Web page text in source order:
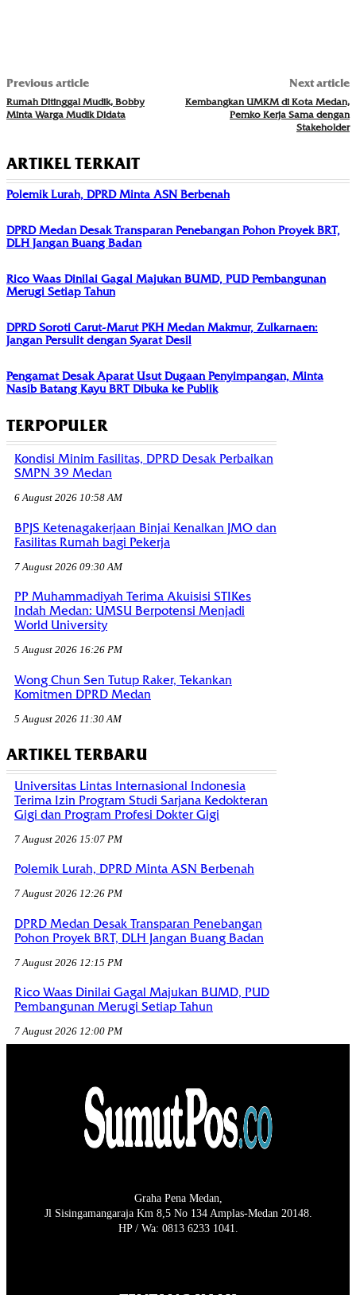
Previous article
Rumah Ditinggal Mudik, Bobby
Minta Warga Mudik Didata
Next article
Kembangkan UMKM di Kota Medan,
Pemko Kerja Sama dengan
Stakeholder
ARTIKEL TERKAIT
Polemik Lurah, DPRD Minta ASN Berbenah
DPRD Medan Desak Transparan Penebangan Pohon Proyek BRT,
DLH Jangan Buang Badan
Rico Waas Dinilai Gagal Majukan BUMD, PUD Pembangunan
Merugi Setiap Tahun
DPRD Soroti Carut-Marut PKH Medan Makmur, Zulkarnaen:
Jangan Persulit dengan Syarat Desil
Pengamat Desak Aparat Usut Dugaan Penyimpangan, Minta
Nasib Batang Kayu BRT Dibuka ke Publik
TERPOPULER
Kondisi Minim Fasilitas, DPRD Desak Perbaikan
SMPN 39 Medan
6 August 2026 10:58 AM
BPJS Ketenagakerjaan Binjai Kenalkan JMO dan
Fasilitas Rumah bagi Pekerja
7 August 2026 09:30 AM
PP Muhammadiyah Terima Akuisisi STIKes
Indah Medan: UMSU Berpotensi Menjadi
World University
5 August 2026 16:26 PM
Wong Chun Sen Tutup Raker, Tekankan
Komitmen DPRD Medan
5 August 2026 11:30 AM
ARTIKEL TERBARU
Universitas Lintas Internasional Indonesia
Terima Izin Program Studi Sarjana Kedokteran
Gigi dan Program Profesi Dokter Gigi
7 August 2026 15:07 PM
Polemik Lurah, DPRD Minta ASN Berbenah
7 August 2026 12:26 PM
DPRD Medan Desak Transparan Penebangan
Pohon Proyek BRT, DLH Jangan Buang Badan
7 August 2026 12:15 PM
Rico Waas Dinilai Gagal Majukan BUMD, PUD
Pembangunan Merugi Setiap Tahun
7 August 2026 12:00 PM
Graha Pena Medan,
Jl Sisingamangaraja Km 8,5 No 134 Amplas-Medan 20148.
HP / Wa: 0813 6233 1041.